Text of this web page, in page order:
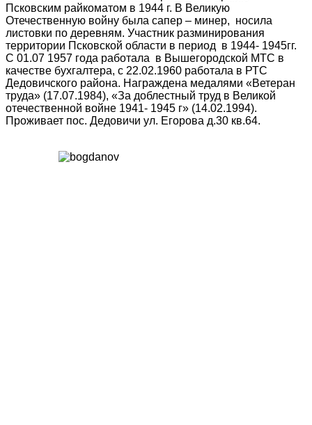
Псковским райкоматом в 1944 г. В Великую
Отечественную войну была сапер – минер, носила
листовки по деревням. Участник разминирования
территории Псковской области в период в 1944- 1945гг.
С 01.07 1957 года работала в Вышегородской МТС в
качестве бухгалтера, с 22.02.1960 работала в РТС
Дедовичского района. Награждена медалями «Ветеран
труда» (17.07.1984), «За доблестный труд в Великой
отечественной войне 1941- 1945 г» (14.02.1994).
Проживает пос. Дедовичи ул. Егорова д.30 кв.64.